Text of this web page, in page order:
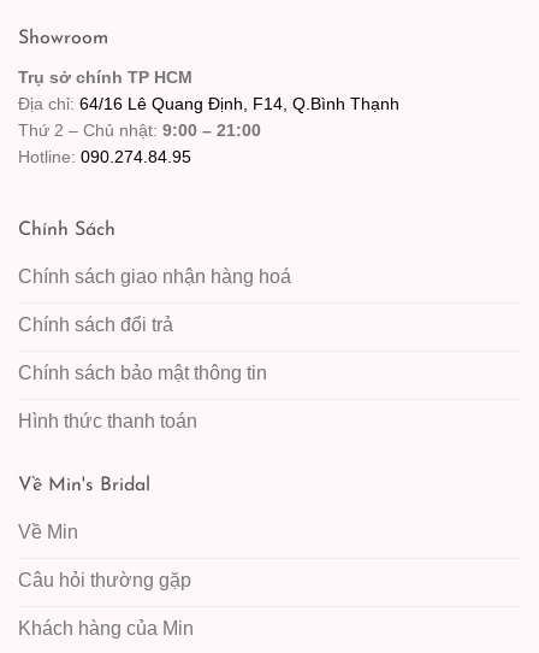
Showroom
Trụ sở chính TP HCM
Địa chỉ: 64/16 Lê Quang Định, F14, Q.Bình Thạnh
Thứ 2 – Chủ nhật: 9:00 – 21:00
Hotline: 090.274.84.95
Chính Sách
Chính sách giao nhận hàng hoá
Chính sách đổi trả
Chính sách bảo mật thông tin
Hình thức thanh toán
Về Min's Bridal
Về Min
Câu hỏi thường gặp
Khách hàng của Min